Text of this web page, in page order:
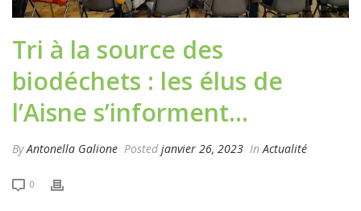
Tri à la source des
biodéchets : les élus de
l’Aisne s’informent…
ByAntonella Galione Posted janvier 26, 2023 InActualité
0